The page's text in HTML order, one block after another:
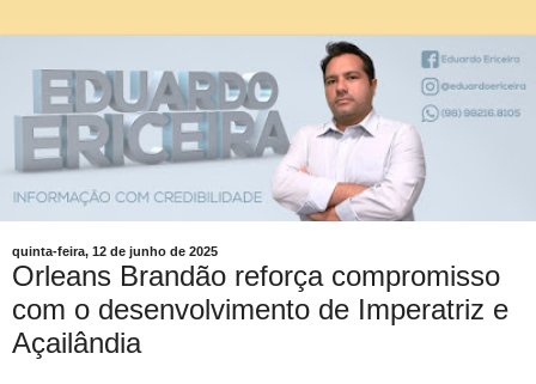
quinta-feira, 12 de junho de 2025
Orleans Brandão reforça compromisso
com o desenvolvimento de Imperatriz e
Açailândia